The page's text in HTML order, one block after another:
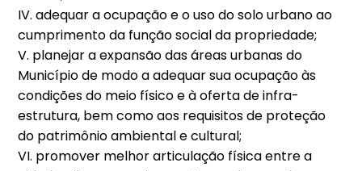
IV. adequar a ocupação e o uso do solo urbano ao
cumprimento da função social da propriedade;
V. planejar a expansão das áreas urbanas do
Município de modo a adequar sua ocupação às
condições do meio físico e à oferta de infra-
estrutura, bem como aos requisitos de proteção
do patrimônio ambiental e cultural;
VI. promover melhor articulação física entre a